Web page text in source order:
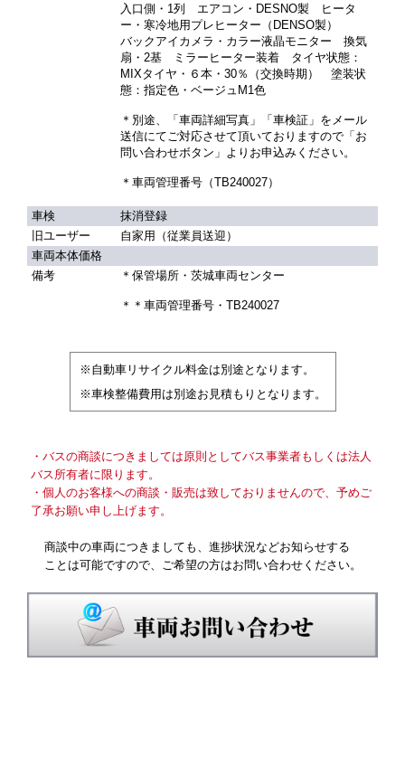
入口側・1列 エアコン・DESNO製 ヒータ
ー・寒冷地用プレヒーター（DENSO製）
バックアイカメラ・カラー液晶モニター 換気
扇・2基 ミラーヒーター装着 タイヤ状態：
MIXタイヤ・６本・30％（交換時期） 塗装状
態：指定色・ベージュM1色
＊別途、「車両詳細写真」「車検証」をメール
送信にてご対応させて頂いておりますので「お
問い合わせボタン」よりお申込みください。
＊車両管理番号（TB240027）
車検
抹消登録
旧ユーザー
自家用（従業員送迎）
車両本体価格
備考
＊保管場所・茨城車両センター
＊＊車両管理番号・TB240027
※自動車リサイクル料金は別途となります。
※車検整備費用は別途お見積もりとなります。
・バスの商談につきましては原則としてバス事業者もしくは法人
バス所有者に限ります。
・個人のお客様への商談・販売は致しておりませんので、予めご
了承お願い申し上げます。
商談中の車両につきましても、進捗状況などお知らせする
ことは可能ですので、ご希望の方はお問い合わせください。